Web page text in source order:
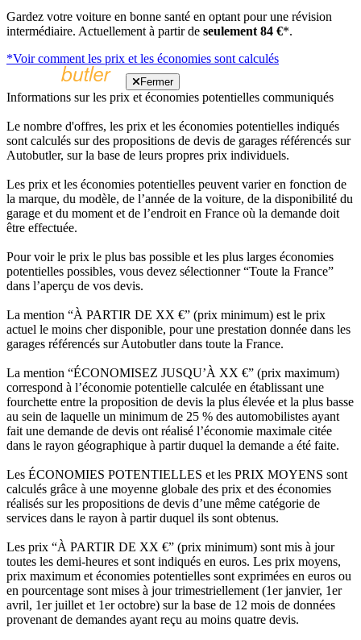
Gardez votre voiture en bonne santé en optant pour une révision
intermédiaire. Actuellement à partir de seulement 84 €*.
*Voir comment les prix et les économies sont calculés
Fermer
Informations sur les prix et économies potentielles communiqués
Le nombre d'offres, les prix et les économies potentielles indiqués
sont calculés sur des propositions de devis de garages référencés sur
Autobutler, sur la base de leurs propres prix individuels.
Les prix et les économies potentielles peuvent varier en fonction de
la marque, du modèle, de l’année de la voiture, de la disponibilité du
garage et du moment et de l’endroit en France où la demande doit
être effectuée.
Pour voir le prix le plus bas possible et les plus larges économies
potentielles possibles, vous devez sélectionner “Toute la France”
dans l’aperçu de vos devis.
La mention “À PARTIR DE XX €” (prix minimum) est le prix
actuel le moins cher disponible, pour une prestation donnée dans les
garages référencés sur Autobutler dans toute la France.
La mention “ÉCONOMISEZ JUSQU’À XX €” (prix maximum)
correspond à l’économie potentielle calculée en établissant une
fourchette entre la proposition de devis la plus élevée et la plus basse
au sein de laquelle un minimum de 25 % des automobilistes ayant
fait une demande de devis ont réalisé l’économie maximale citée
dans le rayon géographique à partir duquel la demande a été faite.
Les ÉCONOMIES POTENTIELLES et les PRIX MOYENS sont
calculés grâce à une moyenne globale des prix et des économies
réalisés sur les propositions de devis d’une même catégorie de
services dans le rayon à partir duquel ils sont obtenus.
Les prix “À PARTIR DE XX €” (prix minimum) sont mis à jour
toutes les demi-heures et sont indiqués en euros. Les prix moyens,
prix maximum et économies potentielles sont exprimées en euros ou
en pourcentage sont mises à jour trimestriellement (1er janvier, 1er
avril, 1er juillet et 1er octobre) sur la base de 12 mois de données
provenant de demandes ayant reçu au moins quatre devis.